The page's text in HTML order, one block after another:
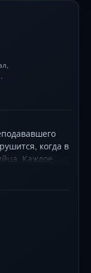
,
когда в
Каждое
из его
Их
города
на
и Бояна